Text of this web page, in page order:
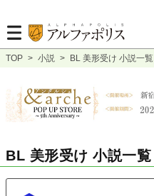
TOP > 小説 > BL 美形受け 小説一覧
BL 美形受け 小説一覧